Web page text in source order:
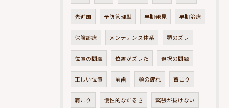
先進国 予防管理型 早期発見 早期治療
保険診療 メンテナンス体系 顎のズレ
位置の問題 位置がズレた 選択の問題
正しい位置 前歯 顎の疲れ 首こり
肩こり 慢性的なだるさ 緊張が抜けない